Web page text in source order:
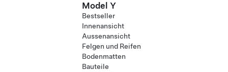
Model Y
Bestseller
Innenansicht
Aussenansicht
Felgen und Reifen
Bodenmatten
Bauteile